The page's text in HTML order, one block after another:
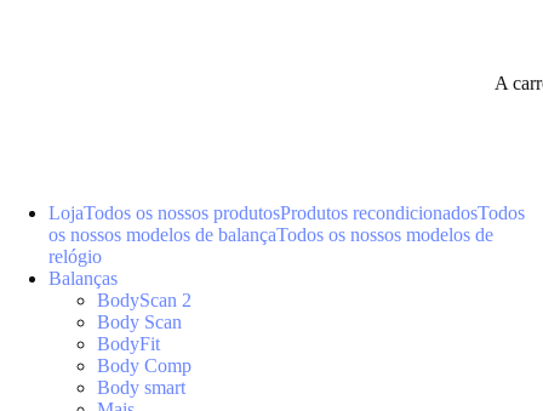
A
LojaTodos os nossos produtosProdutos recondicionadosTodos
os nossos modelos de balançaTodos os nossos modelos de
relógio
Balanças
BodyScan 2
Body Scan
BodyFit
Body Comp
Body smart